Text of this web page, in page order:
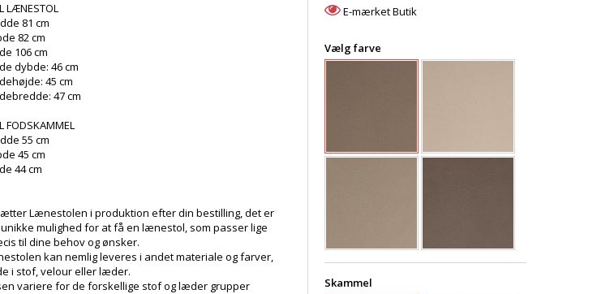
LÆNESTOL
81 cm
82 cm
106 cm
dybde: 46 cm
45 cm
47 cm
FODSKAMMEL
55 cm
45 cm
44 cm
Lænestolen i produktion efter din bestilling, det er
mulighed for at få en lænestol, som passer lige
til dine behov og ønsker.
kan nemlig leveres i andet materiale og farver,
i stof, velour eller læder.
variere for de forskellige stof og læder grupper
E-mærket Butik
Vælg farve
Skammel